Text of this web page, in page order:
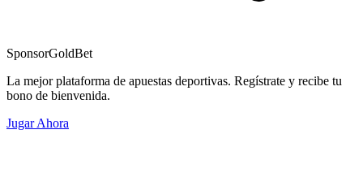
SponsorGoldBet
La mejor plataforma de apuestas deportivas. Regístrate y recibe tu
bono de bienvenida.
Jugar Ahora